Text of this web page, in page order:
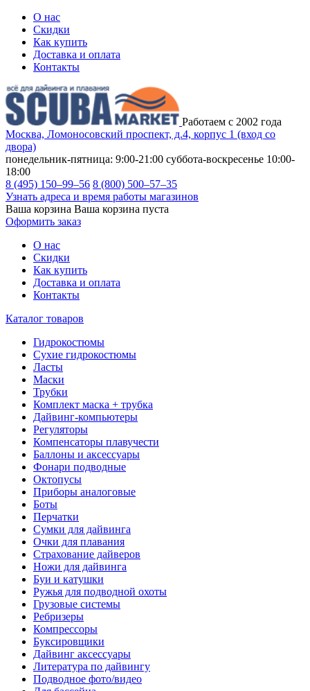
О нас
Скидки
Как купить
Доставка и оплата
Контакты
Работаем с 2002 года
Москва, Ломоносовский проспект, д.4, корпус 1 (вход со
двора)
понедельник-пятница: 9:00-21:00 суббота-воскресенье 10:00-
18:00
8 (495) 150–99–56 8 (800) 500–57–35
Узнать адреса и время работы магазинов
Ваша корзина Ваша корзина пуста
Оформить заказ
О нас
Скидки
Как купить
Доставка и оплата
Контакты
Каталог товаров
Гидрокостюмы
Сухие гидрокостюмы
Ласты
Маски
Трубки
Комплект маска + трубка
Дайвинг-компьютеры
Регуляторы
Компенсаторы плавучести
Баллоны и аксессуары
Фонари подводные
Октопусы
Приборы аналоговые
Боты
Перчатки
Сумки для дайвинга
Очки для плавания
Страхование дайверов
Ножи для дайвинга
Буи и катушки
Ружья для подводной охоты
Грузовые системы
Ребризеры
Компрессоры
Буксировщики
Дайвинг аксессуары
Литература по дайвингу
Подводное фото/видео